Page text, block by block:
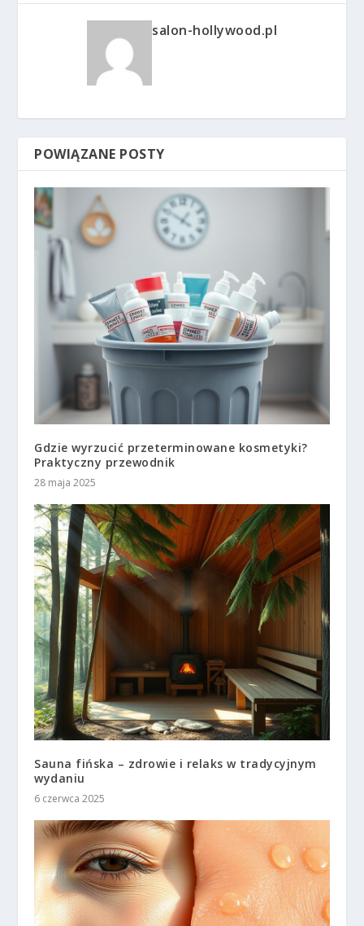
salon-hollywood.pl
POWIĄZANE POSTY
Gdzie wyrzucić przeterminowane kosmetyki?
Praktyczny przewodnik
28 maja 2025
Sauna fińska – zdrowie i relaks w tradycyjnym
wydaniu
6 czerwca 2025